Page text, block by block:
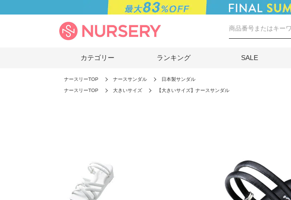
カテゴリー ランキング SALE
ナースリーTOP ナースサンダル 日本製サンダル
ナースリーTOP 大きいサイズ 【大きいサイズ】ナースサンダル